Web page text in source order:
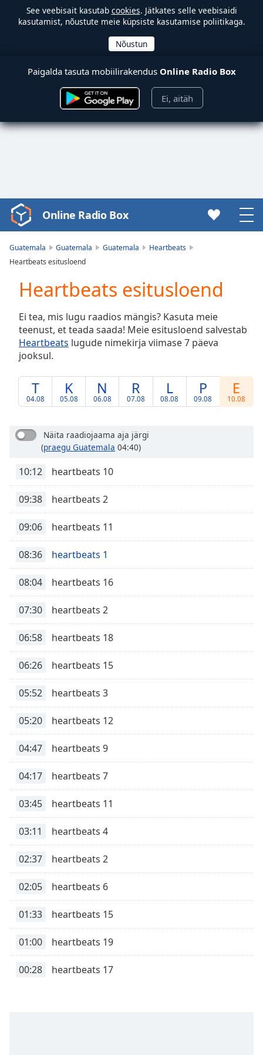
See veebisait kasutab cookies. Jätkates selle veebisaidi
kasutamist, nõustute meie küpsiste kasutamise poliitikaga.
Paigalda tasuta mobiilirakendus Online Radio Box
Ei, aitäh
Video
Player
loading.
Video
Backward
Skip
Forward
Mute
Current
Time0:00
Duration-:-
0.00%
Stream
Seek to
currently
behind
LIVE
Time-
1x
Playback
Chapters
Chapters
Descriptions
descriptions
off,
selected
Subtitles
subtitles
opens
subtitles
settings
dialog
subtitles
off,
selected
Audio
Track
Picture-
Picture
Fullscreen
This
Online Radio Box
Guatemala Guatemala Guatemala
Heartbeats
Heartbeats esitusloend
Heartbeats esitusloend
Ei tea, mis lugu raadios mängis? Kasuta meie
teenust, et teada saada! Meie esitusloend salvestab
Heartbeats lugude nimekirja viimase 7 päeva
jooksul.
T
04.08
K
05.08
N
06.08
R
07.08
L
08.08
P
09.08
E
10.08
Näita raadiojaama aja järgi
(praegu Guatemala 04:40)
10:12 heartbeats 10
09:38 heartbeats 2
09:06 heartbeats 11
08:36 heartbeats 1
08:04 heartbeats 16
07:30 heartbeats 2
06:58 heartbeats 18
06:26 heartbeats 15
05:52 heartbeats 3
05:20 heartbeats 12
04:47 heartbeats 9
04:17 heartbeats 7
03:45 heartbeats 11
03:11 heartbeats 4
02:37 heartbeats 2
02:05 heartbeats 6
01:33 heartbeats 15
01:00 heartbeats 19
00:28 heartbeats 17